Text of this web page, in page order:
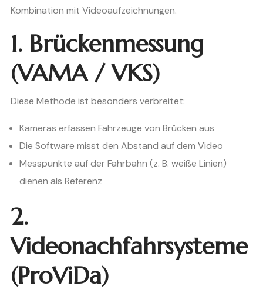
Kombination mit Videoaufzeichnungen.
1. Brückenmessung
(VAMA / VKS)
Diese Methode ist besonders verbreitet:
Kameras erfassen Fahrzeuge von Brücken aus
Die Software misst den Abstand auf dem Video
Messpunkte auf der Fahrbahn (z. B. weiße Linien)
dienen als Referenz
2.
Videonachfahrsysteme
(ProViDa)